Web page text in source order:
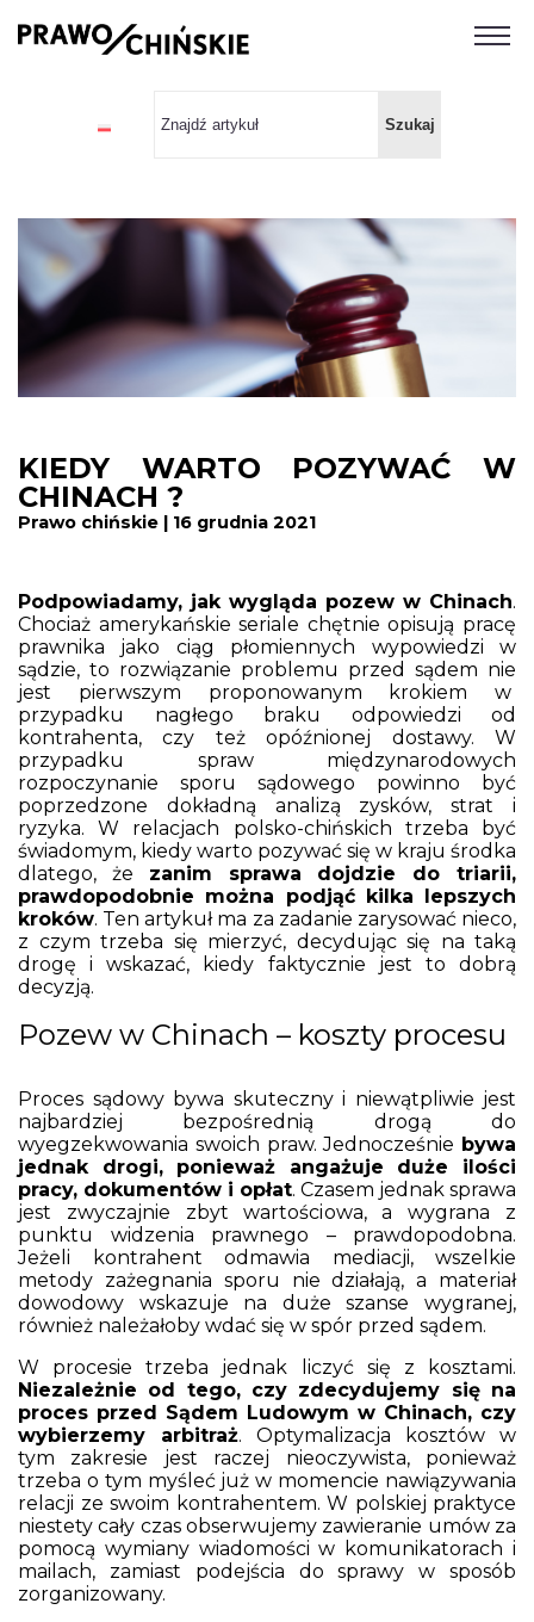
KIEDY WARTO POZYWAĆ W
CHINACH ?
Prawo chińskie | 16 grudnia 2021
Podpowiadamy, jak wygląda pozew w Chinach.
Chociaż amerykańskie seriale chętnie opisują pracę
prawnika jako ciąg płomiennych wypowiedzi w
sądzie, to rozwiązanie problemu przed sądem nie
jest pierwszym proponowanym krokiem w
przypadku nagłego braku odpowiedzi od
kontrahenta, czy też opóźnionej dostawy. W
przypadku spraw międzynarodowych
rozpoczynanie sporu sądowego powinno być
poprzedzone dokładną analizą zysków, strat i
ryzyka. W relacjach polsko-chińskich trzeba być
świadomym, kiedy warto pozywać się w kraju środka
dlatego, że zanim sprawa dojdzie do triarii,
prawdopodobnie można podjąć kilka lepszych
kroków. Ten artykuł ma za zadanie zarysować nieco,
z czym trzeba się mierzyć, decydując się na taką
drogę i wskazać, kiedy faktycznie jest to dobrą
decyzją.
Pozew w Chinach – koszty procesu
Proces sądowy bywa skuteczny i niewątpliwie jest
najbardziej bezpośrednią drogą do
wyegzekwowania swoich praw. Jednocześnie bywa
jednak drogi, ponieważ angażuje duże ilości
pracy, dokumentów i opłat. Czasem jednak sprawa
jest zwyczajnie zbyt wartościowa, a wygrana z
punktu widzenia prawnego – prawdopodobna.
Jeżeli kontrahent odmawia mediacji, wszelkie
metody zażegnania sporu nie działają, a materiał
dowodowy wskazuje na duże szanse wygranej,
również należałoby wdać się w spór przed sądem.
W procesie trzeba jednak liczyć się z kosztami.
Niezależnie od tego, czy zdecydujemy się na
proces przed Sądem Ludowym w Chinach, czy
wybierzemy arbitraż. Optymalizacja kosztów w
tym zakresie jest raczej nieoczywista, ponieważ
trzeba o tym myśleć już w momencie nawiązywania
relacji ze swoim kontrahentem. W polskiej praktyce
niestety cały czas obserwujemy zawieranie umów za
pomocą wymiany wiadomości w komunikatorach i
mailach, zamiast podejścia do sprawy w sposób
zorganizowany.